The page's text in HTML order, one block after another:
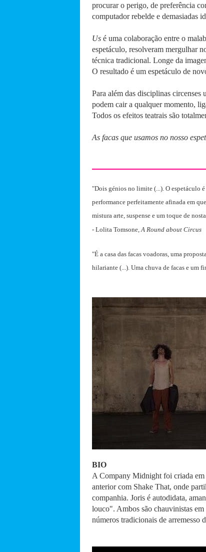
procurar o perigo, de preferência
computador rebelde e demasiadas
Us é uma colaboração entre o
espetáculo, resolveram mergulhar
técnica tradicional. Longe da
O resultado é um espetáculo de
Para além das disciplinas circenses
podem cair a qualquer momento,
Todos os efeitos teatrais são
As facas que usamos no nosso
"Dois génios no limite (...). O espetáculo é
performance perfeitamente afinada em
mistura arte, suspense e um toque de
- Lolita Tomsone, A Round about Circus
"É a casa das facas voadoras, uma
hilariante (...). Uma chuva de facas e um
BIO
A Company Midnight foi criada em
anterior com Shake That, onde
companhia. Joris é autodidata,
louco". Ambos são chauvinistas
números tradicionais de arremesso